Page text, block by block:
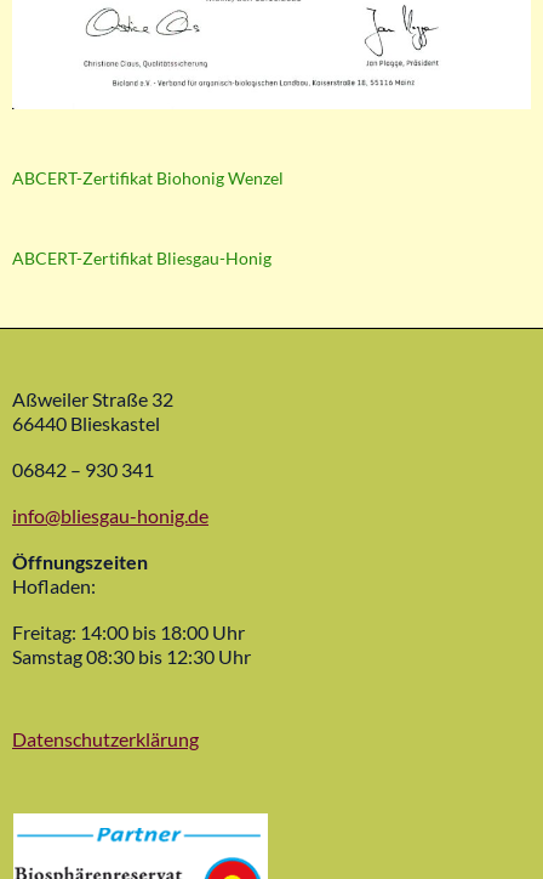
ABCERT-Zertifikat Biohonig Wenzel
ABCERT-Zertifikat Bliesgau-Honig
Aßweiler Straße 32
66440 Blieskastel
06842 – 930 341
info@bliesgau-honig.de
Öffnungszeiten
Hofladen:
Freitag: 14:00 bis 18:00 Uhr
Samstag 08:30 bis 12:30 Uhr
Datenschutzerklärung